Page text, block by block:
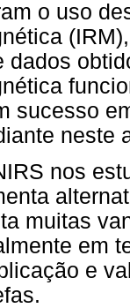
o uso
dados
sucesso
neste
nos
muitas
em
e